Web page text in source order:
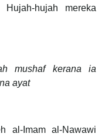
Hujah-hujah mereka
mushaf kerana ia
ayat
al-Imam al-Nawawi